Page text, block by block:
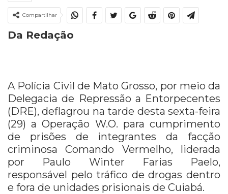
Compartilhar
Da Redação
A Polícia Civil de Mato Grosso, por meio da
Delegacia de Repressão a Entorpecentes
(DRE), deflagrou na tarde desta sexta-feira
(29) a Operação W.O. para cumprimento
de prisões de integrantes da facção
criminosa Comando Vermelho, liderada
por Paulo Winter Farias Paelo,
responsável pelo tráfico de drogas dentro
e fora de unidades prisionais de Cuiabá.